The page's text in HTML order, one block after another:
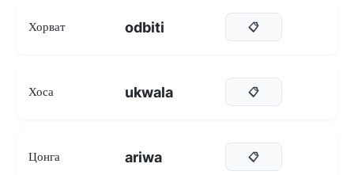
Хорват odbiti 📋
Хоса ukwala 📋
Цонга ariwa 📋